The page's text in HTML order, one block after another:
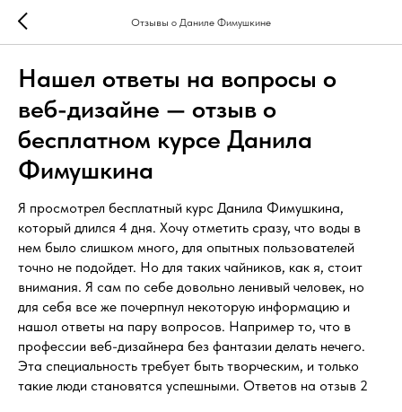
Отзывы о Даниле Фимушкине
Нашел ответы на вопросы о
веб-дизайне — отзыв о
бесплатном курсе Данила
Фимушкина
Я просмотрел бесплатный курс Данила Фимушкина,
который длился 4 дня. Хочу отметить сразу, что воды в
нем было слишком много, для опытных пользователей
точно не подойдет. Но для таких чайников, как я, стоит
внимания. Я сам по себе довольно ленивый человек, но
для себя все же почерпнул некоторую информацию и
нашол ответы на пару вопросов. Например то, что в
профессии веб-дизайнера без фантазии делать нечего.
Эта специальность требует быть творческим, и только
такие люди становятся успешными. Ответов на отзыв 2